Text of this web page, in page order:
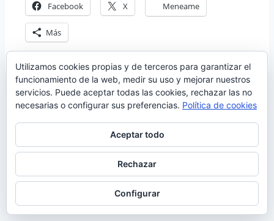
Facebook X Meneame
Más
© 2026 Manquepierda - Tema para WordPress
porKadence WP
Utilizamos cookies propias y de terceros para garantizar el
funcionamiento de la web, medir su uso y mejorar nuestros
servicios. Puede aceptar todas las cookies, rechazar las no
necesarias o configurar sus preferencias. Política de cookies
Aceptar todo
Rechazar
Configurar